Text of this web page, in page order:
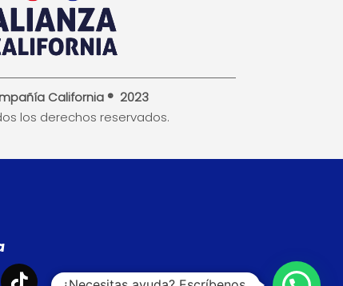
California ® 2023
los derechos reservados.